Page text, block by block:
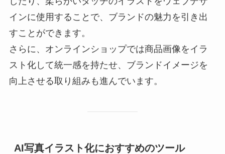
インに使用することで、ブランドの魅力を引き出
すことができます。
さらに、オンラインショップでは商品画像をイラ
スト化して統一感を持たせ、ブランドイメージを
向上させる取り組みも進んでいます。
AI写真イラスト化におすすめのツール